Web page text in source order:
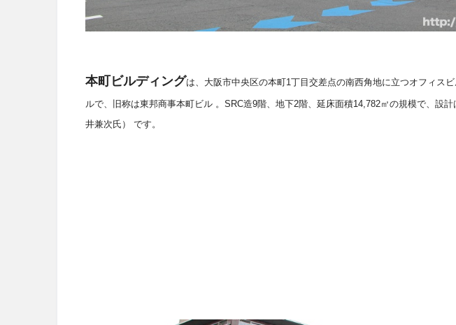
本町ビルディングは、 大阪市中央区の本町1 丁目交差点の南西角地に立つオフィス
ルで、 旧称は東邦商事本町ビル 。SRC造9階、地下2階、 延床面積14,782㎡の規模で、 設計
井兼次氏） です。